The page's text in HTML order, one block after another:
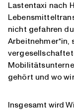
Lastentaxi nach
nicht gefahren
Arbeitnehmer*in,
gehört und wo
Insgesamt wird